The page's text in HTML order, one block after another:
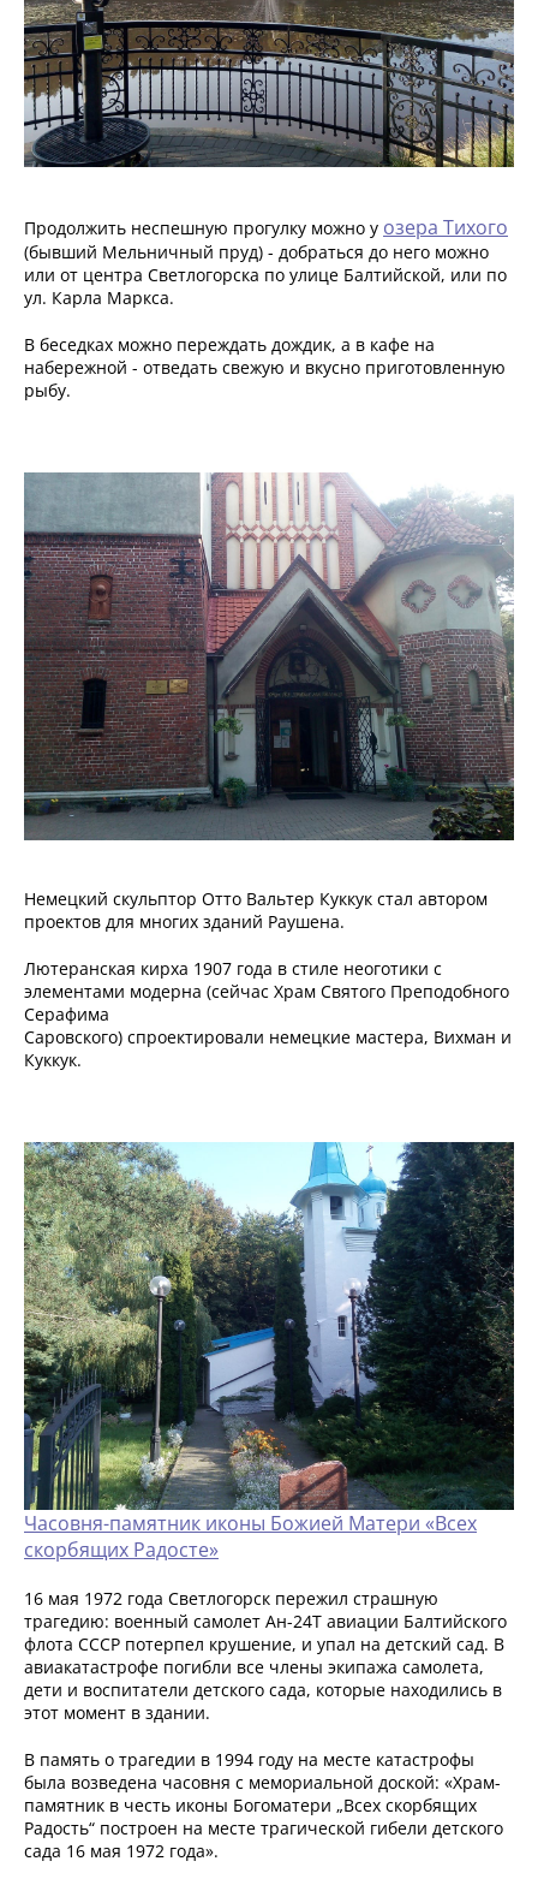
Продолжить неспешную прогулку можно у озера Тихого
(бывший Мельничный пруд) - добраться до него можно
или от центра Светлогорска по улице Балтийской, или по
ул. Карла Маркса.
В беседках можно переждать дождик, а в кафе на
набережной - отведать свежую и вкусно приготовленную
рыбу.
Немецкий скульптор Отто Вальтер Куккук стал автором
проектов для многих зданий Раушена.
Лютеранская кирха 1907 года в стиле неоготики с
элементами модерна (сейчас Храм Святого Преподобного
Серафима
Саровского) спроектировали немецкие мастера, Вихман и
Куккук.
Часовня-памятник иконы Божией Матери «Всех
скорбящих Радосте»
16 мая 1972 года Светлогорск пережил страшную
трагедию: военный самолет Ан-24Т авиации Балтийского
флота СССР потерпел крушение, и упал на детский сад. В
авиакатастрофе погибли все члены экипажа самолета,
дети и воспитатели детского сада, которые находились в
этот момент в здании.
В память о трагедии в 1994 году на месте катастрофы
была возведена часовня с мемориальной доской: «Храм-
памятник в честь иконы Богоматери „Всех скорбящих
Радость“ построен на месте трагической гибели детского
сада 16 мая 1972 года».